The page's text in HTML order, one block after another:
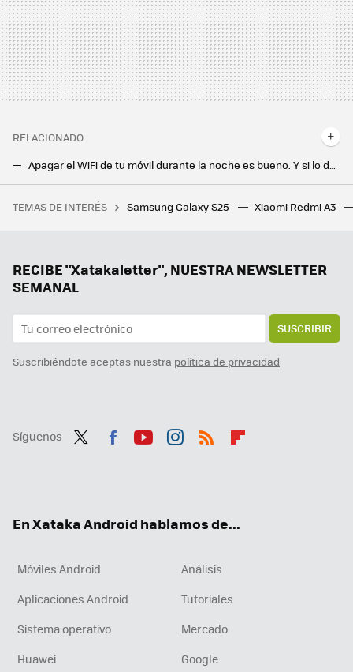
RELACIONADO
Contra los números privados, hay soluciones mejores que el buzón de voz de Belén Esteban
Cuando los Souls aún no eran populares, tuvimos que enfrentarnos a un enemigo más duro que ninguno: ir completamente a ciegas
TEMAS DE INTERÉS Samsung Galaxy S25 Xiaomi Redmi A3
RECIBE "Xatakaletter", NUESTRA NEWSLETTER
SEMANAL
SUSCRIBIR
Suscribiéndote aceptas nuestra política de privacidad
Síguenos
En Xataka Android hablamos de...
Móviles Android
Análisis
Aplicaciones Android
Tutoriales
Sistema operativo
Mercado
Huawei
Google